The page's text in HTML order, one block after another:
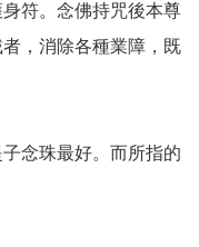
符。念佛持咒後本尊
，消除各種業障，既
念珠最好。而所指的